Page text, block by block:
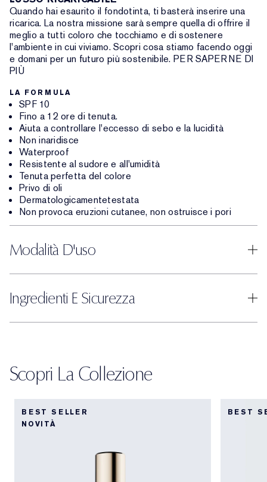
Quando hai esaurito il fondotinta, ti basterà inserire una
ricarica. La nostra missione sarà sempre quella di offrire il
meglio a tutti coloro che tocchiamo e di sostenere
l'ambiente in cui viviamo. Scopri cosa stiamo facendo oggi
e domani per un futuro più sostenibile. PER SAPERNE DI
PIÙ
LA FORMULA
SPF 10
Fino a 12 ore di tenuta.
Aiuta a controllare l'eccesso di sebo e la lucidità
Non inaridisce
Waterproof
Resistente al sudore e all'umidità
Tenuta perfetta del colore
Privo di oli
Dermatologicamentetestata
Non provoca eruzioni cutanee, non ostruisce i pori
Modalità D'uso
Ingredienti E Sicurezza
Scopri La Collezione
BEST SELLER
NOVITÀ
BEST